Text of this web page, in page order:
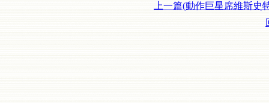
上一篇(動作巨星席維斯史